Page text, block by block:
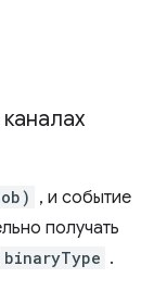
, и событие
получать
binaryType .